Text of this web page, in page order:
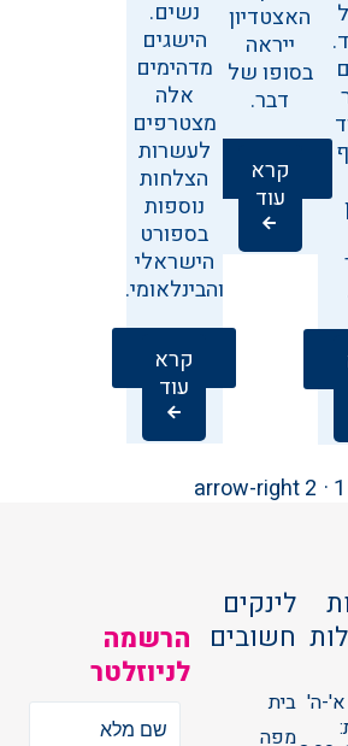
האצטדיון
ייראה
בסופו של
דבר.
קרא
עוד
נשים.
הישגים
מדהימים
אלה
מצטרפים
לעשרות
הצלחות
נוספות
בספורט
הישראלי
והבינלאומי.
קרא
עוד
עמוד
1 עמוד
2עמוד
arrow-right
א'-ה'
לינקים
חשובים
בית
מפה
הרשמה
לניוזלטר